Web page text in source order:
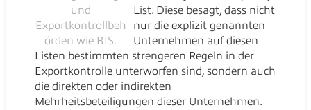
List. Diese besagt, dass nicht
nur die explizit genannten
Unternehmen auf diesen
Listen bestimmten strengeren Regeln in der
Exportkontrolle unterworfen sind, sondern auch
die direkten oder indirekten
Mehrheitsbeteiligungen dieser Unternehmen.